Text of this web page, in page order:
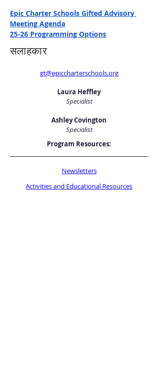
Epic Charter Schools Gifted Advisory
Meeting Agenda
25-26 Programming Options
सलाहकार
gt@epiccharterschools.org
Laura Heffley
Specialist
Ashley Covington
Specialist
Program Resources:
Newsletters
Activities and Educational Resources